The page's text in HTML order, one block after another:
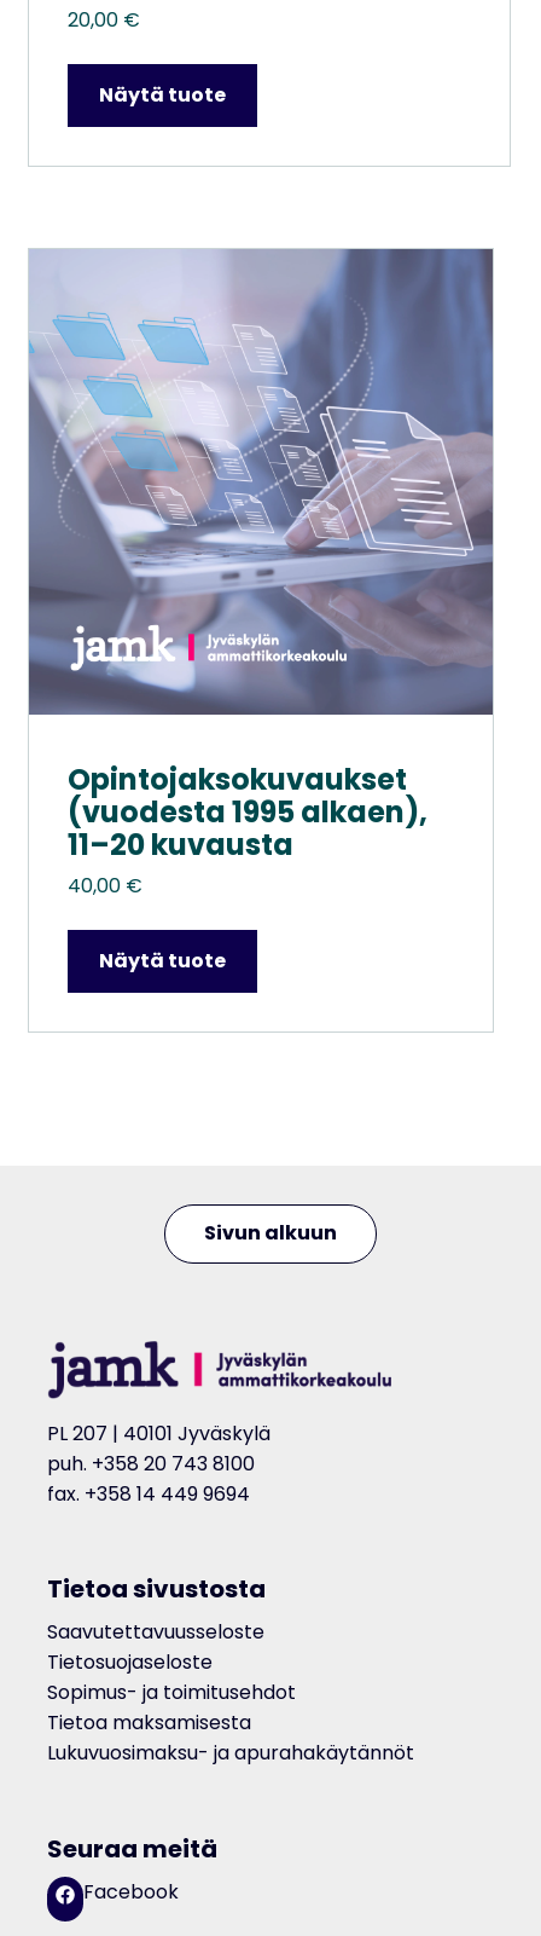
20,00 €
Näytä tuote
Opintojaksokuvaukset
(vuodesta 1995 alkaen),
11–20 kuvausta
40,00 €
Näytä tuote
Sivun alkuun
PL 207 | 40101 Jyväskylä
puh. +358 20 743 8100
fax. +358 14 449 9694
Tietoa sivustosta
Saavutettavuusseloste
Tietosuojaseloste
Sopimus- ja toimitusehdot
Tietoa maksamisesta
Lukuvuosimaksu- ja apurahakäytännöt
Seuraa meitä
Facebook